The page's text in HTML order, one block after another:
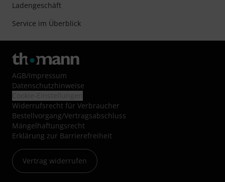
Ladengeschäft
Service im Überblick
AGB/Impressum
Datenschutzhinweise
Widerrufsrecht für Verbraucher
Bestellvorgang/Vertragsabschluss
Mängelhaftungsrecht
Erklärung zur Barrierefreiheit
Vertrag widerrufen